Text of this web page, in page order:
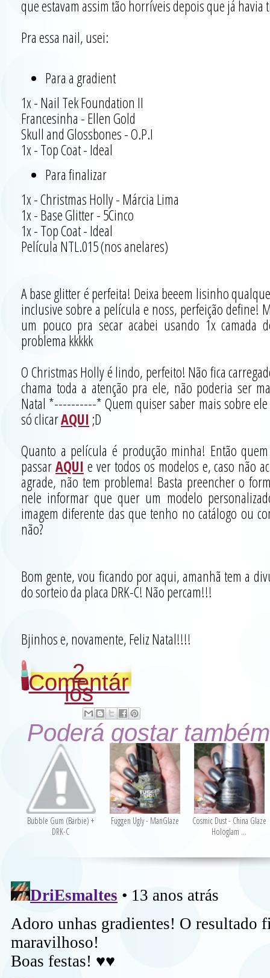
que estavam assim tão horríveis depois que já havia
Pra essa nail, usei:
Para a gradient
1x - Nail Tek Foundation II
Francesinha - Ellen Gold
Skull and Glossbones - O.P.I
1x - Top Coat - Ideal
Para finalizar
1x - Christmas Holly - Márcia Lima
1x - Base Glitter - 5Cinco
1x - Top Coat - Ideal
Película NTL.015 (nos anelares)
A base glitter é perfeita! Deixa beeem lisinho
inclusive sobre a película e noss, perfeição define!
um pouco pra secar acabei usando 1x camada
problema kkkkk
O Christmas Holly é lindo, perfeito! Não fica
chama toda a atenção pra ele, não poderia ser
Natal *----------* Quem quiser saber mais sobre
só clicarAQUI ;D
Quanto a película é produção minha! Então
passarAQUI e ver todos os modelos e, caso não
agrade, não tem problema! Basta preencher o
nele informar que quer um modelo
imagem diferente das que tenho no catálogo ou
não?
Bom gente, vou ficando por aqui, amanhã tem a
do sorteio da placa DRK-C! Não percam!!!
Bjinhos e, novamente, Feliz Natal!!!!
2
Comentár
ios
Poderá gostar
Bubble Gum (Barbie) +
DRK-C
Fuggen Ugly - ManGlaze
Cosmic Dust - China Glaze
Hologlam ...